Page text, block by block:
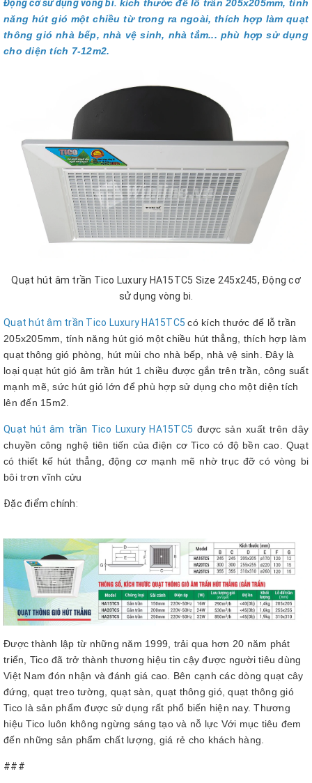
Động cơ sử dụng vòng bi. kích thước để lỗ trần 205x205mm, tính
năng hút gió một chiều từ trong ra ngoài, thích hợp làm quạt
thông gió nhà bếp, nhà vệ sinh, nhà tắm... phù hợp sử dụng
cho diện tích 7-12m2.
Quạt hút âm trần Tico Luxury HA15TC5 Size 245x245, Động cơ
sử dụng vòng bi.
Quạt hút âm trần Tico Luxury HA15TC5có kích thước để lỗ trần
205x205mm, tính năng hút gió một chiều hút thẳng, thích hợp làm
quạt thông gió phòng, hút mùi cho nhà bếp, nhà vệ sinh. Đây là
loại quạt hút gió âm trần hút 1 chiều được gắn trên trần, công suất
mạnh mẽ, sức hút gió lớn để phù hợp sử dụng cho một diện tích
lên đến 15m2.
Quạt hút âm trần Tico Luxury HA15TC5 được sản xuất trên dây
chuyền công nghệ tiên tiến của điện cơ Tico có độ bền cao. Quạt
có thiết kế hút thẳng, động cơ mạnh mẽ nhờ trục đỡ có vòng bi
bôi trơn vĩnh cửu
Đặc điểm chính:
Được thành lập từ những năm 1999, trải qua hơn 20 năm phát
triển, Tico đã trở thành thương hiệu tin cậy được người tiêu dùng
Việt Nam đón nhận và đánh giá cao. Bên cạnh các dòng quạt cây
đứng, quạt treo tường, quạt sàn, quạt thông gió, quạt thông gió
Tico là sản phẩm được sử dụng rất phổ biến hiện nay. Thương
hiệu Tico luôn không ngừng sáng tạo và nỗ lực Với mục tiêu đem
đến những sản phẩm chất lượng, giá rẻ cho khách hàng.
###